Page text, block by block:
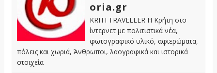
oria.gr
KRITI TRAVELLER Η Κρήτη στο
ίντερνετ με πολιτιστικά νέα,
φωτογραφικό υλικό, αφιερώματα,
πόλεις και χωριά, Άνθρωποι, λαογραφικά και ιστορικά
στοιχεία